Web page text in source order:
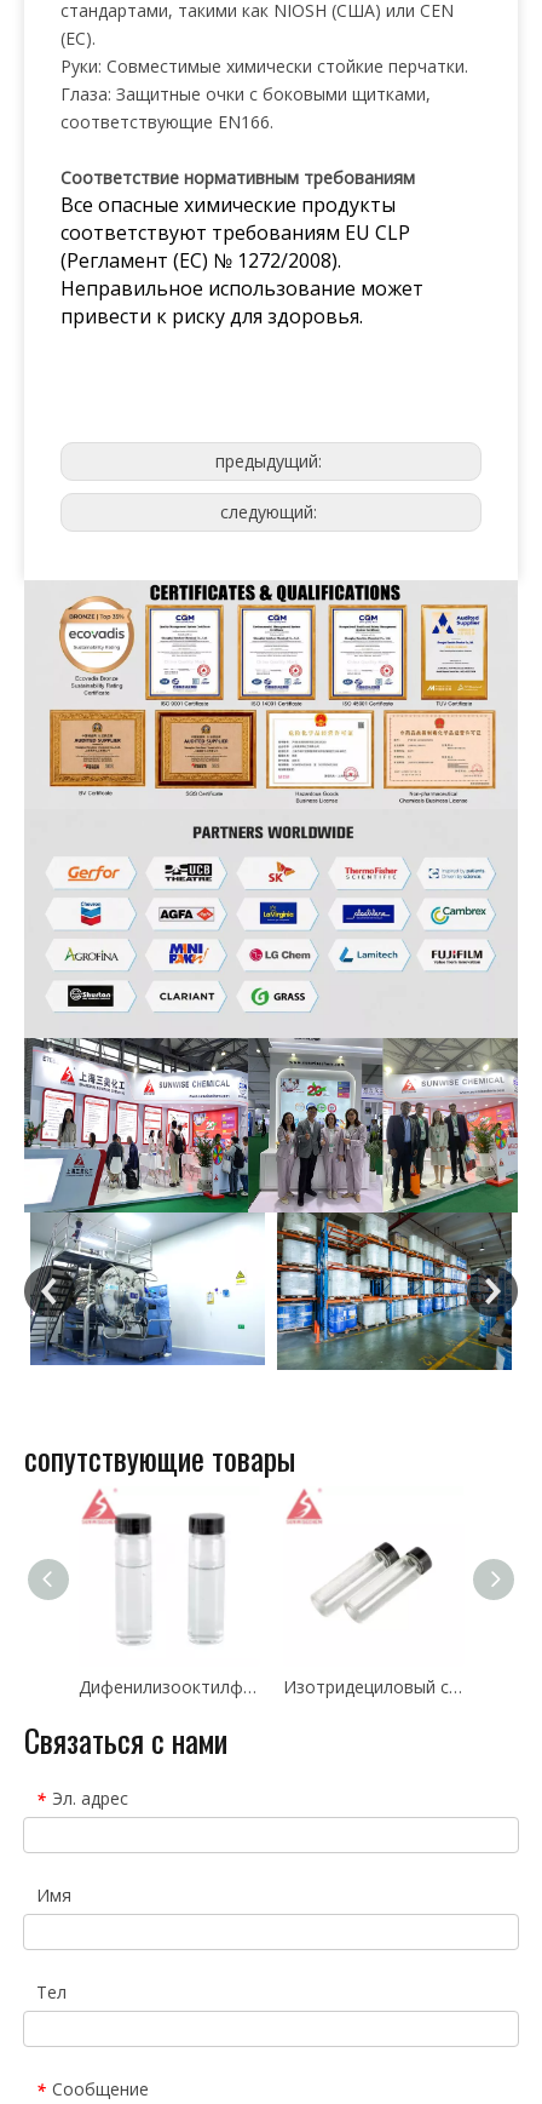
стандартами, такими как NIOSH (США) или CEN
(ЕС).
Руки: Совместимые химически стойкие перчатки.
Глаза: Защитные очки с боковыми щитками,
соответствующие EN166.
Соответствие нормативным требованиям
Все опасные химические продукты
соответствуют требованиям EU CLP
(Регламент (ЕС) № 1272/2008).
Неправильное использование может
привести к риску для здоровья.
предыдущий:
следующий:
сопутствующие товары
Дифенилизооктилфосфатный пластификатор DPOP CAS 1241-94-7 Изотридециловый спирт NEO / Этоксилированный тридециловый спирт / Этоксилированный изотридециловый спирт CAS 69011-36-5
Связаться с нами
* Эл. адрес
Имя
Тел
* Сообщение